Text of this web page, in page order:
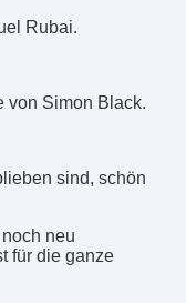
Rubai.
von Simon Black.
sind, schön
neu
für die ganze